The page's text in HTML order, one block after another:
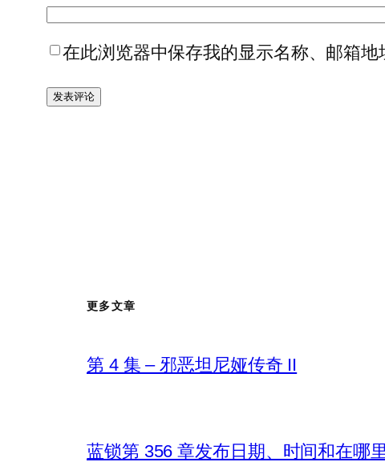
在此浏览器中保存我的显示名称、邮箱地
更多文章
第 4 集 – 邪恶坦尼娅传奇 II
蓝锁第 356 章发布日期、时间和在哪